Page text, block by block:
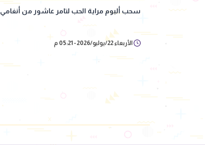
سحب ألبوم مراية الحب لتامر عاشور من أنغامي
الأربعاء 22/يوليو/2026 - 05:21 م